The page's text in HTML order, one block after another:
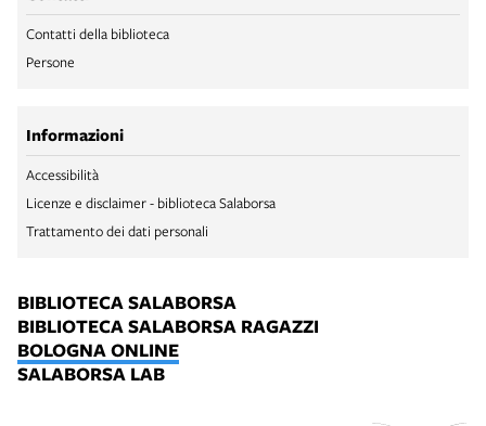
Contatti della biblioteca
Persone
Informazioni
Accessibilità
Licenze e disclaimer - biblioteca Salaborsa
Trattamento dei dati personali
BIBLIOTECA SALABORSA
BIBLIOTECA SALABORSA RAGAZZI
BOLOGNA ONLINE
SALABORSA LAB